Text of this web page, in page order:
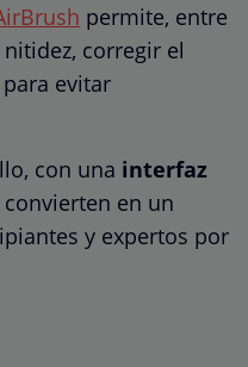
permite, entre
corregir el
evitar
con una interfaz
en un
y expertos por